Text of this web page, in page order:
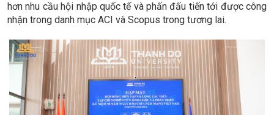
hơn nhu cầu hội nhập quốc tế và phấn đấu tiến tới được công
nhận trong danh mục ACI và Scopus trong tương lai.